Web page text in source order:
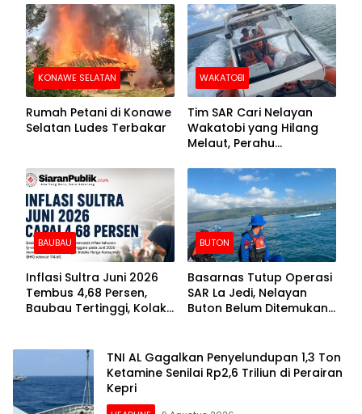
Kolut
Barang Senilai Rp419,5
Juta
KONAWE SELATAN
Rumah Petani di Konawe
Selatan Ludes Terbakar
WAKATOBI
Tim SAR Cari Nelayan
Wakatobi yang Hilang
Melaut, Perahu
Kemasukan Air
BAUBAU
Inflasi Sultra Juni 2026
Tembus 4,68 Persen,
Baubau Tertinggi, Kolaka
BUTON
Basarnas Tutup Operasi
SAR La Jedi, Nelayan
Buton Belum Ditemukan
TNI AL Gagalkan Penyelundupan 1,3 Ton
Ketamine Senilai Rp2,6 Triliun di Perairan
Kepri